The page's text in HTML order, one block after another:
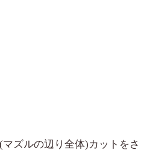
ズルの辺り全体)カットをさ